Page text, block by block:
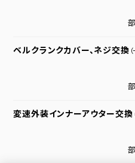
ベルクランクカバー、ネジ交換
変速外装インナーアウター交換